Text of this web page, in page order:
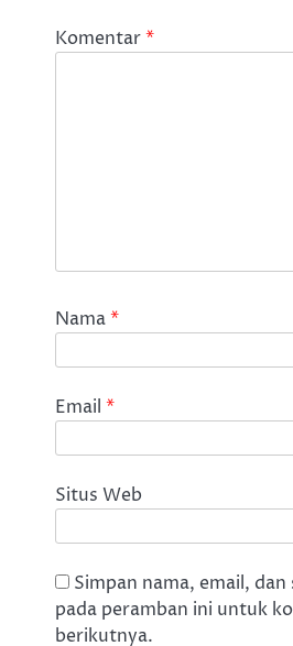
Komentar*
Nama*
Email *
Situs Web
Simpan nama, email,
pada peramban ini untuk
berikutnya.